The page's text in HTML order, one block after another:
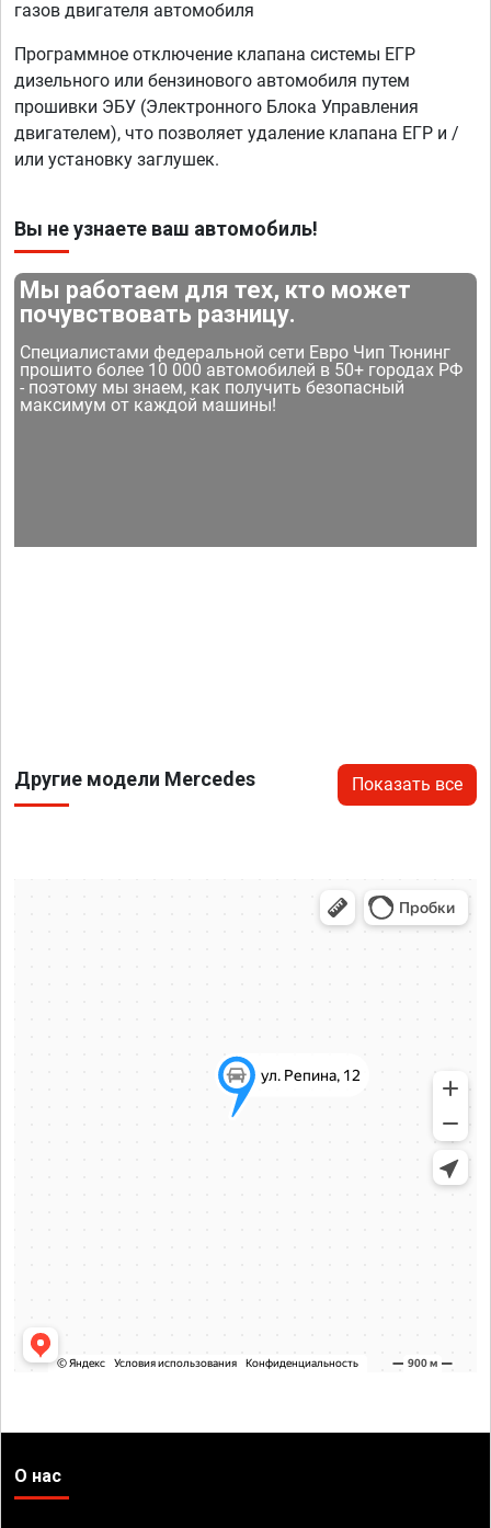
газов двигателя автомобиля
Программное отключение клапана системы ЕГР
дизельного или бензинового автомобиля путем
прошивки ЭБУ (Электронного Блока Управления
двигателем), что позволяет удаление клапана ЕГР и /
или установку заглушек.
Вы не узнаете ваш автомобиль!
Мы работаем для тех, кто может
почувствовать разницу.
Специалистами федеральной сети Евро Чип Тюнинг
прошито более 10 000 автомобилей в 50+ городах РФ
- поэтому мы знаем, как получить безопасный
максимум от каждой машины!
Другие модели Mercedes Показать все
О нас